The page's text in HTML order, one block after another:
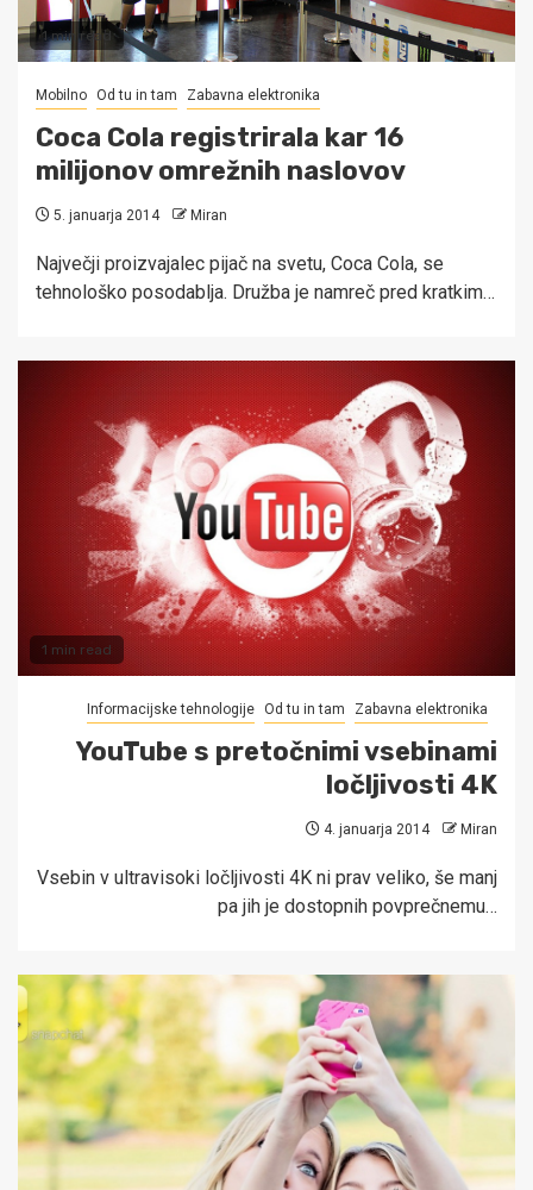
1 min read
Mobilno Od tu in tam Zabavna elektronika
Coca Cola registrirala kar 16
milijonov omrežnih naslovov
5. januarja 2014 Miran
Največji proizvajalec pijač na svetu, Coca Cola, se
tehnološko posodablja. Družba je namreč pred kratkim…
1 min read
Informacijske tehnologije Od tu in tam Zabavna elektronika
YouTube s pretočnimi vsebinami
ločljivosti 4K
4. januarja 2014 Miran
Vsebin v ultravisoki ločljivosti 4K ni prav veliko, še manj
pa jih je dostopnih povprečnemu…